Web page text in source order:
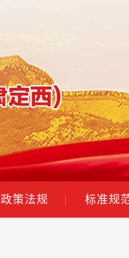
政策法规 | 标准规